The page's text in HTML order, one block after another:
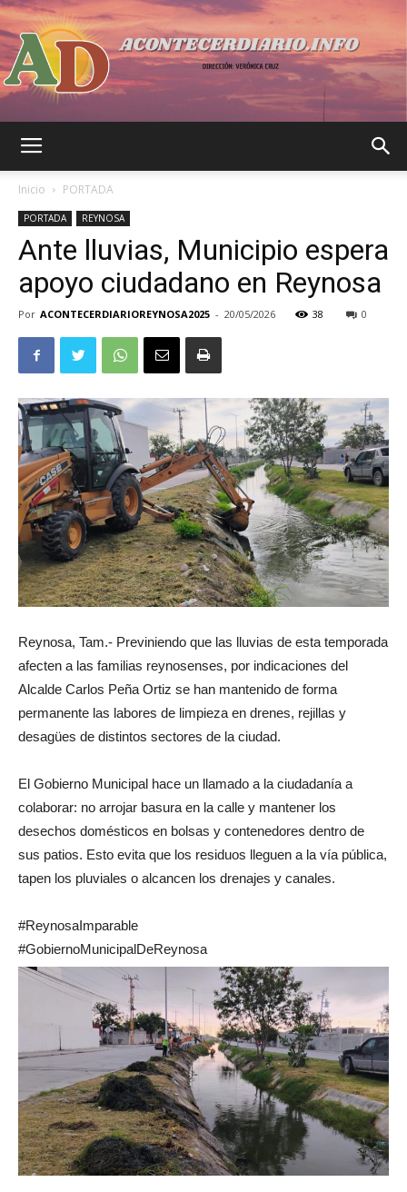
Diario
Inicio PORTADA
PORTADA REYNOSA
Ante lluvias, Municipio espera
apoyo ciudadano en Reynosa
Por ACONTECERDIARIOREYNOSA2025 - 20/05/2026 38 0
Reynosa, Tam.- Previniendo que las lluvias de esta temporada
afecten a las familias reynosenses, por indicaciones del
Alcalde Carlos Peña Ortiz se han mantenido de forma
permanente las labores de limpieza en drenes, rejillas y
desagües de distintos sectores de la ciudad.
El Gobierno Municipal hace un llamado a la ciudadanía a
colaborar: no arrojar basura en la calle y mantener los
desechos domésticos en bolsas y contenedores dentro de
sus patios. Esto evita que los residuos lleguen a la vía pública,
tapen los pluviales o alcancen los drenajes y canales.
#ReynosaImparable
#GobiernoMunicipalDeReynosa